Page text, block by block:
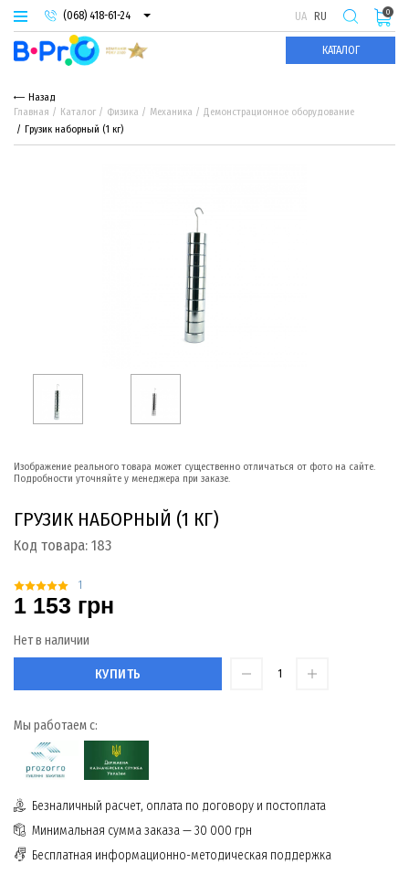
(068) 418-61-24
(093) 974-66-94
(095) 987-29-55
UA RU
КАТАЛОГ
0
Назад
Главная
Каталог Физика Механика
Демонстрационное оборудование
Грузик наборный (1 кг)
Изображение реального товара может существенно отличаться от фото на сайте.
Подробности уточняйте у менеджера при заказе.
ГРУЗИК НАБОРНЫЙ (1 КГ)
Код товара: 183
1
1 153 грн
Нет в наличии
КУПИТЬ
Мы работаем с:
Безналичный расчет, оплата по договору и постоплата
Минимальная сумма заказа — 30 000 грн
Бесплатная информационно-методическая поддержка